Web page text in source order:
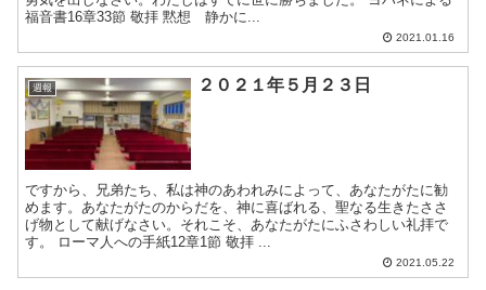
福音書16章33節 敬拝 黙想 静かに...
2021.01.16
週報 ２０２１年５月２３日
ですから、兄弟たち、私は神のあわれみによって、あなたがたに勧
めます。あなたがたのからだを、神に喜ばれる、聖なる生きたささ
げ物として献げなさい。それこそ、あなたがたにふさわしい礼拝で
す。 ローマ人への手紙12章1節 敬拝 ...
2021.05.22